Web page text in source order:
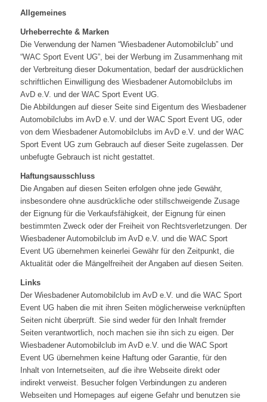
Allgemeines
Urheberrechte & Marken
Die Verwendung der Namen “Wiesbadener Automobilclub” und
“WAC Sport Event UG”, bei der Werbung im Zusammenhang mit
der Verbreitung dieser Dokumentation, bedarf der ausdrücklichen
schriftlichen Einwilligung des Wiesbadener Automobilclubs im
AvD e.V. und der WAC Sport Event UG.
Die Abbildungen auf dieser Seite sind Eigentum des Wiesbadener
Automobilclubs im AvD e.V. und der WAC Sport Event UG, oder
von dem Wiesbadener Automobilclubs im AvD e.V. und der WAC
Sport Event UG zum Gebrauch auf dieser Seite zugelassen. Der
unbefugte Gebrauch ist nicht gestattet.
Haftungsausschluss
Die Angaben auf diesen Seiten erfolgen ohne jede Gewähr,
insbesondere ohne ausdrückliche oder stillschweigende Zusage
der Eignung für die Verkaufsfähigkeit, der Eignung für einen
bestimmten Zweck oder der Freiheit von Rechtsverletzungen. Der
Wiesbadener Automobilclub im AvD e.V. und die WAC Sport
Event UG übernehmen keinerlei Gewähr für den Zeitpunkt, die
Aktualität oder die Mängelfreiheit der Angaben auf diesen Seiten.
Links
Der Wiesbadener Automobilclub im AvD e.V. und die WAC Sport
Event UG haben die mit ihren Seiten möglicherweise verknüpften
Seiten nicht überprüft. Sie sind weder für den Inhalt fremder
Seiten verantwortlich, noch machen sie ihn sich zu eigen. Der
Wiesbadener Automobilclub im AvD e.V. und die WAC Sport
Event UG übernehmen keine Haftung oder Garantie, für den
Inhalt von Internetseiten, auf die ihre Webseite direkt oder
indirekt verweist. Besucher folgen Verbindungen zu anderen
Webseiten und Homepages auf eigene Gefahr und benutzen sie